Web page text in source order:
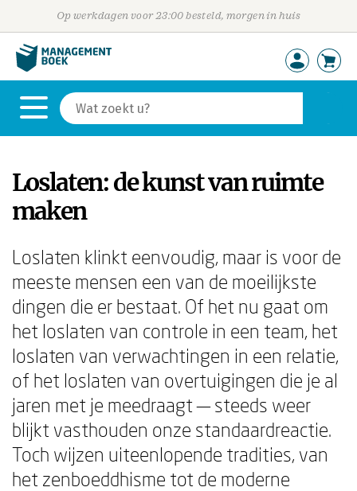
Op werkdagen voor 23:00 besteld, morgen in huis
Loslaten: de kunst van ruimte
maken
Loslaten klinkt eenvoudig, maar is voor de
meeste mensen een van de moeilijkste
dingen die er bestaat. Of het nu gaat om
het loslaten van controle in een team, het
loslaten van verwachtingen in een relatie,
of het loslaten van overtuigingen die je al
jaren met je meedraagt — steeds weer
blijkt vasthouden onze standaardreactie.
Toch wijzen uiteenlopende tradities, van
het zenboeddhisme tot de moderne